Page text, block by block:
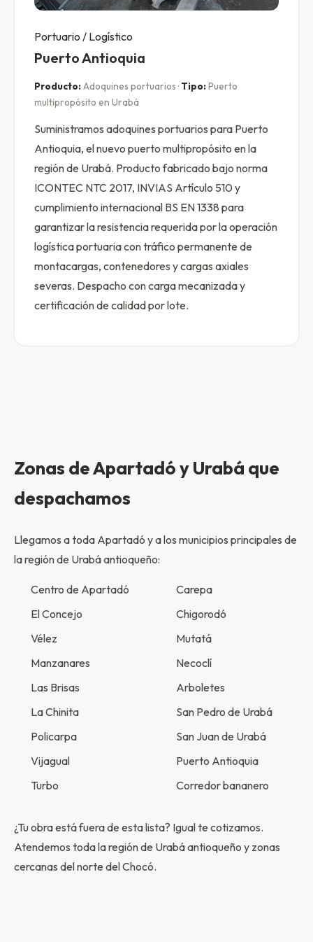
Portuario / Logístico
Puerto Antioquia
Producto: Adoquines portuarios · Tipo: Puerto
multipropósito en Urabá
Suministramos adoquines portuarios para Puerto
Antioquia, el nuevo puerto multipropósito en la
región de Urabá. Producto fabricado bajo norma
ICONTEC NTC 2017, INVIAS Artículo 510 y
cumplimiento internacional BS EN 1338 para
garantizar la resistencia requerida por la operación
logística portuaria con tráfico permanente de
montacargas, contenedores y cargas axiales
severas. Despacho con carga mecanizada y
certificación de calidad por lote.
Zonas de Apartadó y Urabá que
despachamos
Llegamos a toda Apartadó y a los municipios principales de
la región de Urabá antioqueño:
Centro de Apartadó
El Concejo
Vélez
Manzanares
Las Brisas
La Chinita
Policarpa
Vijagual
Turbo
Carepa
Chigorodó
Mutatá
Necoclí
Arboletes
San Pedro de Urabá
San Juan de Urabá
Puerto Antioquia
Corredor bananero
¿Tu obra está fuera de esta lista? Igual te cotizamos.
Atendemos toda la región de Urabá antioqueño y zonas
cercanas del norte del Chocó.